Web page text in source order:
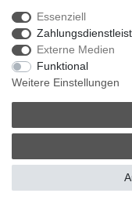
Widerrufsrecht |
Essenziell
Externe Medien
Funktional
Weitere Einstellungen
© Copyright
Bottighofen,